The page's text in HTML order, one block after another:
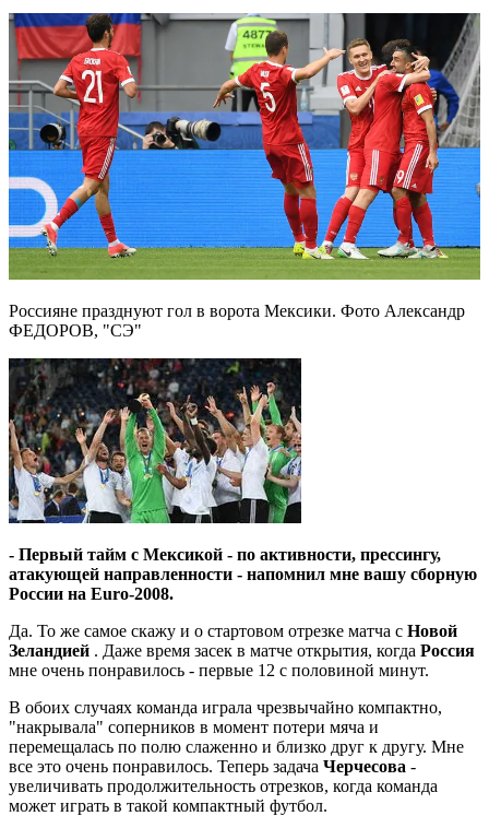
Россияне празднуют гол в ворота Мексики. Фото Александр
ФЕДОРОВ, "СЭ"
- Первый тайм с Мексикой - по активности, прессингу,
атакующей направленности - напомнил мне вашу сборную
России на Euro-2008.
Да. То же самое скажу и о стартовом отрезке матча с Новой
Зеландией . Даже время засек в матче открытия, когда Россия
мне очень понравилось - первые 12 с половиной минут.
В обоих случаях команда играла чрезвычайно компактно,
"накрывала" соперников в момент потери мяча и
перемещалась по полю слаженно и близко друг к другу. Мне
все это очень понравилось. Теперь задача Черчесова -
увеличивать продолжительность отрезков, когда команда
может играть в такой компактный футбол.